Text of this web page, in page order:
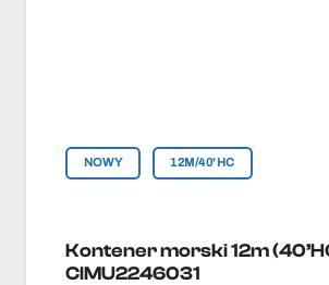
NOWY 12M/40'HC
Kontener morski 12m
CIMU2246031